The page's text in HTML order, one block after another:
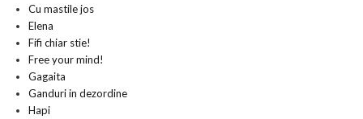
Cu mastile jos
Elena
Fifi chiar stie!
Free your mind!
Gagaita
Ganduri in dezordine
Hapi